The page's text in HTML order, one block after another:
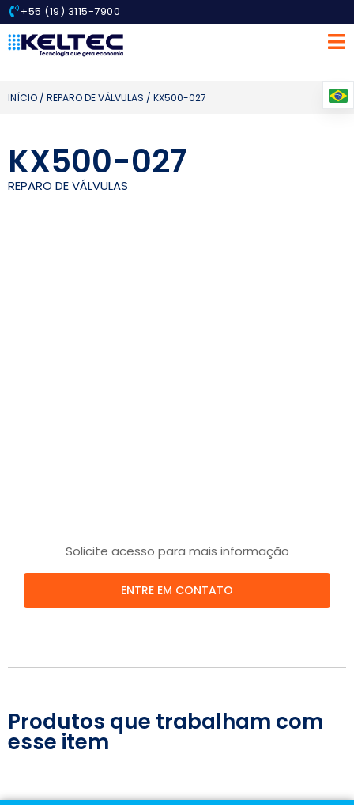
+55 (19) 3115-7900
INÍCIO / REPARO DE VÁLVULAS / KX500-027
KX500-027
REPARO DE VÁLVULAS
Solicite acesso para mais informação
ENTRE EM CONTATO
Produtos que trabalham com
esse item